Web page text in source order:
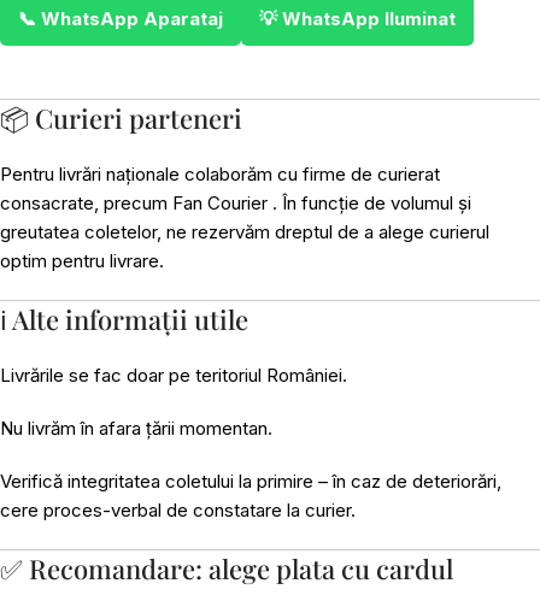
📞 WhatsApp Aparataj 💡 WhatsApp Iluminat
📦 Curieri parteneri
Pentru livrări naționale colaborăm cu firme de curierat
consacrate, precum Fan Courier . În funcție de volumul și
greutatea coletelor, ne rezervăm dreptul de a alege curierul
optim pentru livrare.
ℹ️ Alte informații utile
Livrările se fac doar pe teritoriul României.
Nu livrăm în afara țării momentan.
Verifică integritatea coletului la primire – în caz de deteriorări,
cere proces-verbal de constatare la curier.
✅ Recomandare: alege plata cu cardul